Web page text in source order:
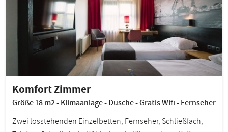
Komfort Zimmer
Größe 18 m2 - Klimaanlage - Dusche - Gratis Wifi - Fernseher
Zwei losstehenden Einzelbetten, Fernseher, Schließfach,